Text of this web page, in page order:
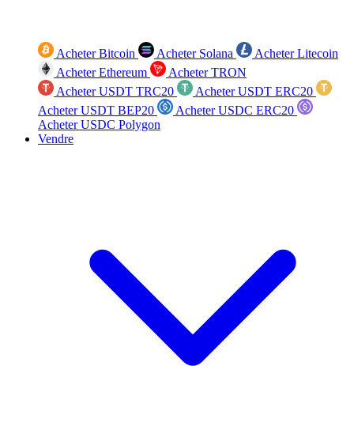
Acheter Bitcoin Acheter Solana
Acheter Litecoin
Acheter Ethereum
Acheter TRON
Acheter USDT TRC20
Acheter USDT ERC20
Acheter USDT BEP20
Acheter USDC ERC20
Acheter USDC Polygon
Vendre